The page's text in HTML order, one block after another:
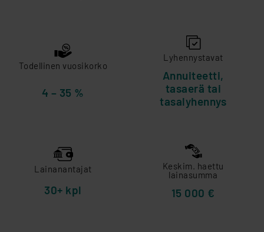
Todellinen vuosikorko
4 – 35 %
Lyhennystavat
Annuiteetti,
tasaerä tai
tasalyhennys
Lainanantajat
30+ kpl
Keskim. haettu
lainasumma
15 000 €